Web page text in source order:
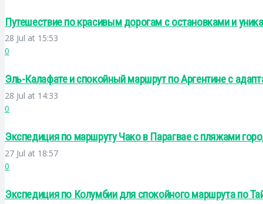
Путешествие по красивым дорогам с остановками и
28 Jul at 15:53
0
Эль-Калафате и спокойный маршрут по Аргентине с
28 Jul at 14:33
0
Экспедиция по маршруту Чако в Парагвае с пляжами
27 Jul at 18:57
0
Экспедиция по Колумбии для спокойного маршрута по